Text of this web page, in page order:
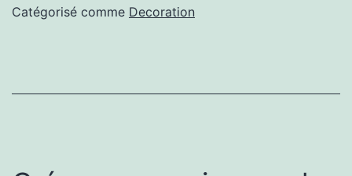
Catégorisé comme Decoration